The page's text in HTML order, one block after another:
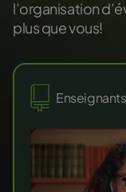
l’organisation
plus que vous!